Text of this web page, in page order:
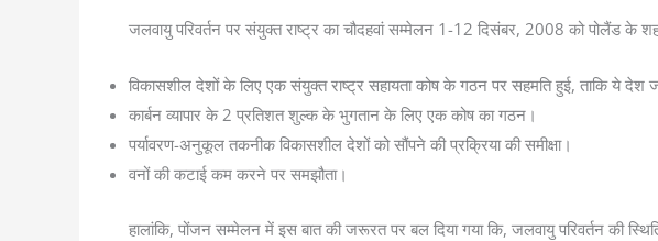
जलवायु परिवर्तन पर संयुक्त राष्ट्र का चौदहवां सम्मेलन 1-12 दिसंबर, 2008 को पोलैंड
विकासशील देशों के लिए एक संयुक्त राष्ट्र सहायता कोष के गठन पर सहमति हुई, ताकि ये देश
कार्बन व्यापार के 2 प्रतिशत शुल्क के भुगतान के लिए एक कोष का गठन।
पर्यावरण-अनुकूल तकनीक विकासशील देशों को सौंपने की प्रक्रिया की समीक्षा।
वनों की कटाई कम करने पर समझौता।
हालांकि, पोंजन सम्मेलन में इस बात की जरूरत पर बल दिया गया कि, जलवायु परिवर्तन की